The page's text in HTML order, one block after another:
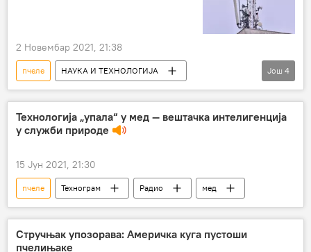
2 Новембар 2021, 21:38
пчеле
НАУКА И ТЕХНОЛОГИЈА
зрачење
електромагнетни таласи
Живи свет и генетика
Наука и технологија
Још 4
Технологија „упала“ у мед — вештачка интелигенција
у служби природе
15 Јун 2021, 21:30
пчеле Технограм Радио мед
Стручњак упозорава: Америчка куга пустоши
пчелињаке